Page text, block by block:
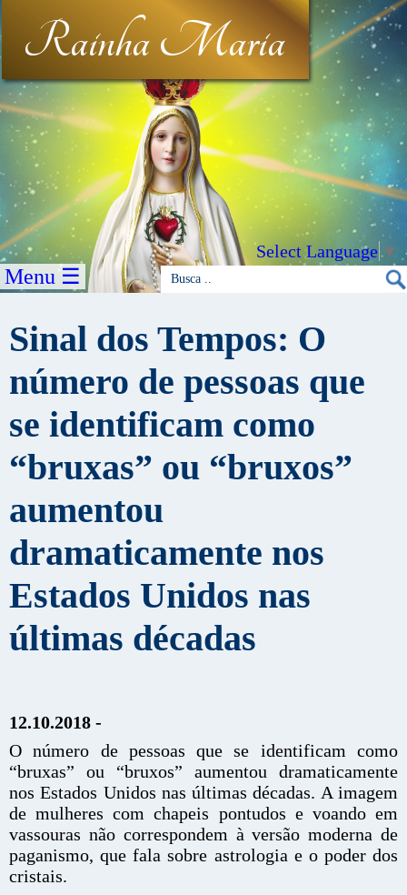
Rainha Maria
Select Language ▼
Menu ☰
Sinal dos Tempos: O
número de pessoas que
se identificam como
“bruxas” ou “bruxos”
aumentou
dramaticamente nos
Estados Unidos nas
últimas décadas
12.10.2018 -
O número de pessoas que se identificam como
“bruxas” ou “bruxos” aumentou dramaticamente
nos Estados Unidos nas últimas décadas. A imagem
de mulheres com chapeis pontudos e voando em
vassouras não correspondem à versão moderna de
paganismo, que fala sobre astrologia e o poder dos
cristais.